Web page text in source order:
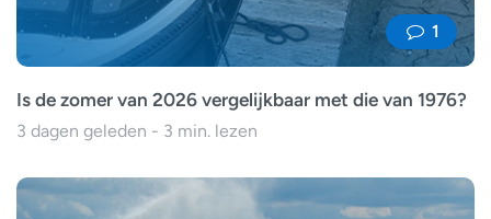
1
Is de zomer van 2026 vergelijkbaar met die van 1976?
3 dagen geleden - 3 min. lezen